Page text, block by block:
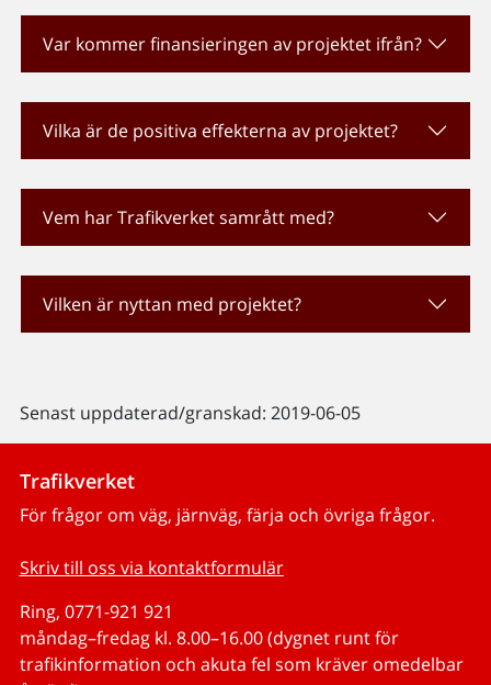
Var kommer finansieringen av projektet ifrån?
Vilka är de positiva effekterna av projektet?
Vem har Trafikverket samrått med?
Vilken är nyttan med projektet?
Senast uppdaterad/granskad: 2019-06-05
Trafikverket
För frågor om väg, järnväg, färja och övriga frågor.
Skriv till oss via kontaktformulär
Ring, 0771-921 921
måndag–fredag kl. 8.00–16.00 (dygnet runt för
trafikinformation och akuta fel som kräver omedelbar